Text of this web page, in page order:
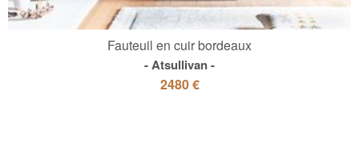
Fauteuil en cuir bordeaux
Atsullivan
2480 €